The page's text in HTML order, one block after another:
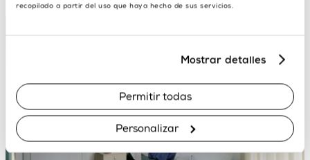
recopilado a partir del uso que haya hecho de sus servicios.
Mostrar detalles
Permitir todas
Personalizar